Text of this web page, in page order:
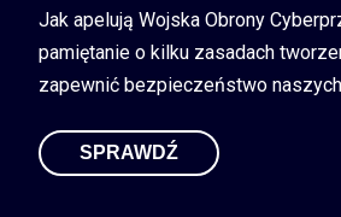
Jak apelują Wojska Obrony
pamiętanie o kilku zasadach
zapewnić bezpieczeństwo
SPRAWDŹ